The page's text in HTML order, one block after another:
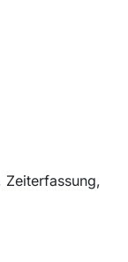
Zeiterfassung,